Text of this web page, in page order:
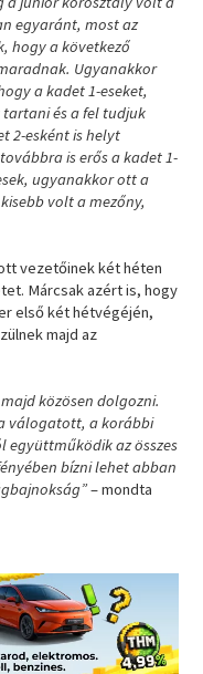
egyaránt, most az
hogy a következő
Ugyanakkor
a kadet 1-eseket,
és a fel tudjuk
2-esként is helyt
is erős a kadet 1-
ugyanakkor ott a
volt a mezőny,
vezetőinek két héten
Márcsak azért is, hogy
első két hétvégéjén,
majd az
közösen dolgozni.
válogatott, a korábbi
együttműködik az összes
bízni lehet abban
– mondta